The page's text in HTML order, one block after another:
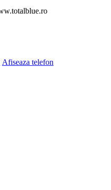
Afiseaza telefon